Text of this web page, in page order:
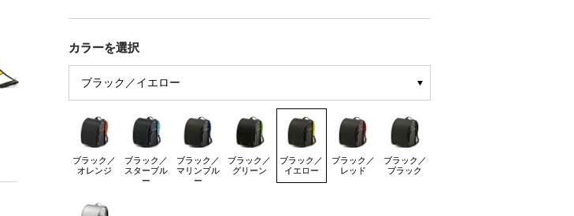
カラーを選択
ブラック／
オレンジ
ブラック／
スターブル
ー
ブラック／
マリンブル
ー
ブラック／
グリーン
ブラック／
イエロー
ブラック／
レッド
ブラック／
ブラック